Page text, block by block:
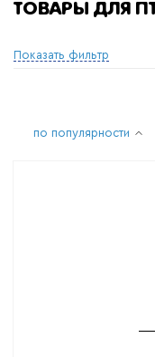
ТОВАРЫ ДЛЯ
Показать фильтр
по популярности